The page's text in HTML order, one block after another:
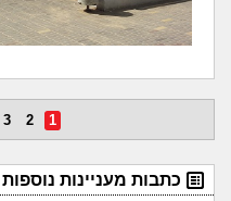
1
2
3
כתבות מעניינות נוספות